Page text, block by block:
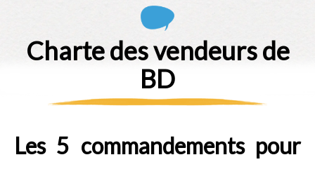
Charte des vendeurs de
BD
Les 5 commandements pour